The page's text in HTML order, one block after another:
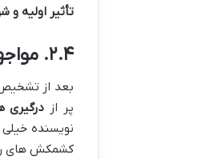
تأثیر اولیه و
۲.۴. مواجهه با واقعیت و واکنش های اولیه
بعد از تشخیص
پر از درگیری
نویسنده
کشمکش های